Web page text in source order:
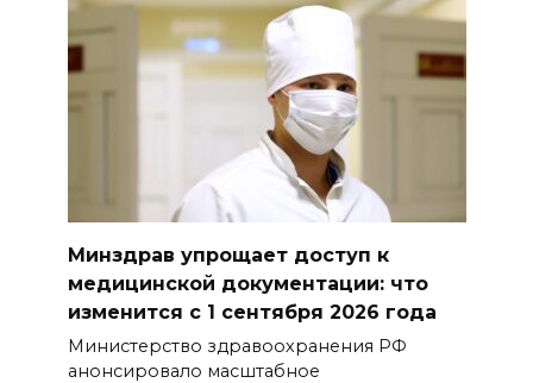
Минздрав упрощает доступ к
медицинской документации: что
изменится с 1 сентября 2026 года
Министерство здравоохранения РФ
анонсировало масштабное